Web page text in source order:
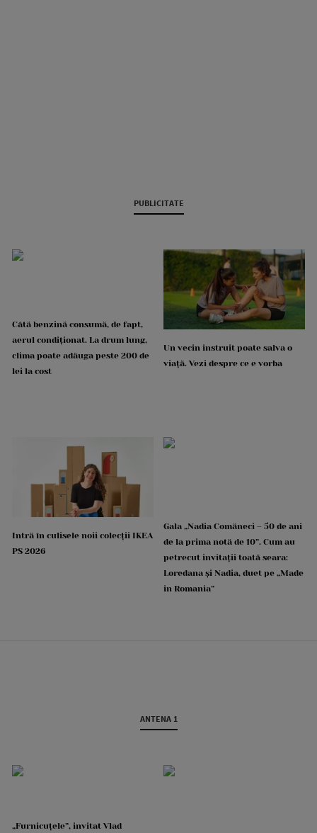
PUBLICITATE
Câtă benzină consumă, de fapt,
aerul condiționat. La drum lung,
clima poate adăuga peste 200 de
lei la cost
Un vecin instruit poate salva o
viață. Vezi despre ce e vorba
Intră în culisele noii colecții IKEA
PS 2026
Gala „Nadia Comăneci – 50 de ani
de la prima notă de 10”. Cum au
petrecut invitații toată seara:
Loredana și Nadia, duet pe „Made
in Romania”
ANTENA 1
„Furnicuțele”, invitat Vlad